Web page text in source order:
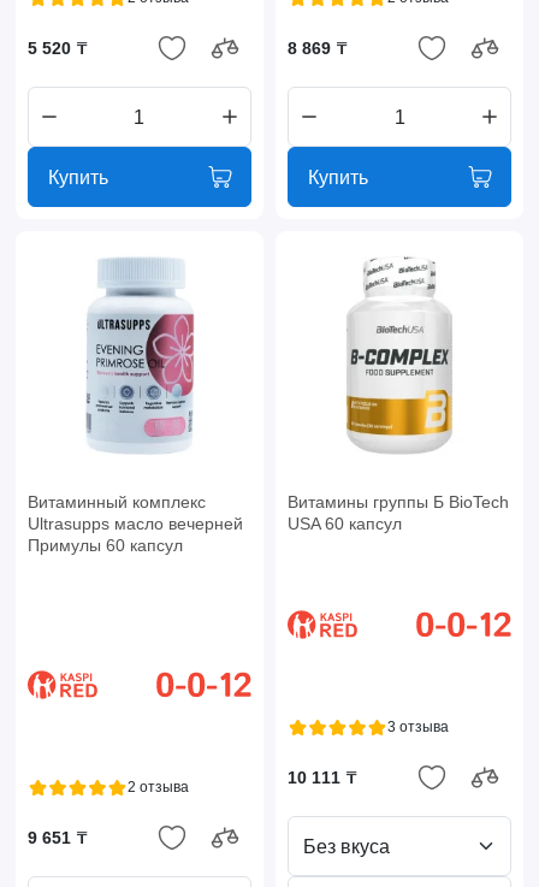
5 520 ₸
Купить
8 869 ₸
Купить
Витаминный комплекс
Ultrasupps масло вечерней
Примулы 60 капсул
2 отзыва
9 651 ₸
Витамины группы Б BioTech
USA 60 капсул
3 отзыва
10 111 ₸
Без вкуса